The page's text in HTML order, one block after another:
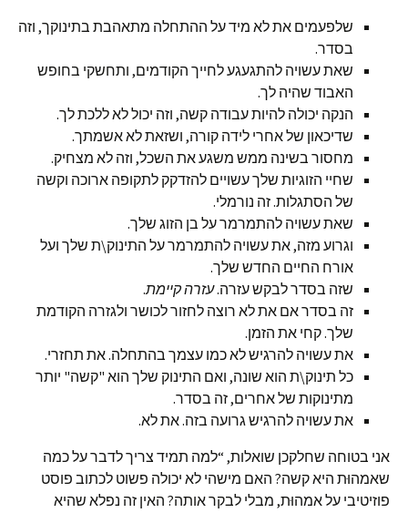
שלפעמים את לא מיד על ההתחלה מתאהבת בתינוקך, וזה
בסדר.
שאת עשויה להתגעגע לחייך הקודמים, ותחשקי בחופש
האבוד שהיה לך.
הנקה יכולה להיות עבודה קשה, וזה יכול לא ללכת לך.
שדיכאון של אחרי לידה קורה, ושזאת לא אשמתך.
מחסור בשינה ממש משגע את השכל, וזה לא מצחיק.
שחיי הזוגיות שלך עשויים להזדקק לתקופה ארוכה וקשה
של הסתגלות. זה נורמלי.
שאת עשויה להתמרמר על בן הזוג שלך.
וגרוע מזה, את עשויה להתמרמר על התינוק\ת שלך ועל
אורח החיים החדש שלך.
שזה בסדר לבקש עזרה.עזרה קיימת.
זה בסדר אם את לא רוצה לחזור לכושר ולגזרה הקודמת
שלך. קחי את הזמן.
את עשויה להרגיש לא כמו עצמך בהתחלה. את תחזרי.
כל תינוק\ת הוא שונה, ואם התינוק שלך הוא "קשה" יותר
מתינוקות של אחרים, זה בסדר.
את עשויה להרגיש גרועה בזה. את לא.
אני בטוחה שחלקכן שואלות, “למה תמיד צריך לדבר על כמה
שאמהוּת היא קשה? האם מישהי לא יכולה פשוט לכתוב פוסט
פוזיטיבי על אמהוּת, מבלי לבקר אותה? האין זה נפלא שהיא